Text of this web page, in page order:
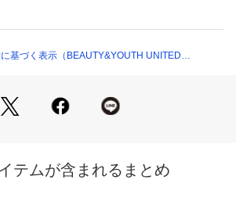
なシーンで活躍します。
リエステル素材。
ムにタックインしたきれいめなスタイル
ては、商品の品質表示タグをご覧ください
プ）
基づく表示（BEAUTY&YOUTH UNITED